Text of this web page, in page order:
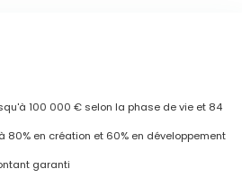
100 000 € selon la phase de vie et 84
80% en création et 60% en développement
garanti